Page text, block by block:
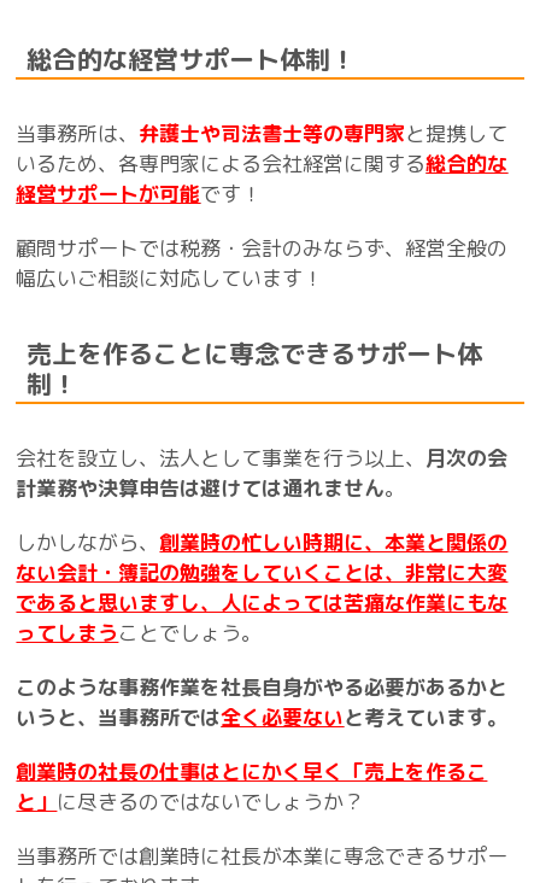
総合的な経営サポート体制！
当事務所は、 弁護士や司法書士等の専門家と提携して
いるため、各専門家による会社経営に関する総合的な
経営サポートが可能です！
顧問サポートでは税務・会計のみならず、経営全般の
幅広いご相談に対応しています！
売上を作ることに専念できるサポート体
制！
会社を設立し、法人として事業を行う以上、 月次の会
計業務や決算申告は避けては通れません。
しかしながら、創業時の忙しい時期に、本業と関係の
ない会計・簿記の勉強をしていくことは、非常に大変
であると思いますし、人によっては苦痛な作業にもな
ってしまうことでしょう。
このような事務作業を社長自身がやる必要があるかと
いうと、当事務所では全く必要ないと考えています。
創業時の社長の仕事はとにかく早く「売上を作るこ
と」 に尽きるのではないでしょうか？
当事務所では創業時に社長が本業に専念できるサポー